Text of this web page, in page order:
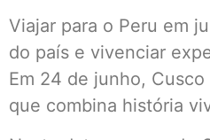
Viajar para o Peru em
do país e vivenciar
Em 24 de junho,
que combina história